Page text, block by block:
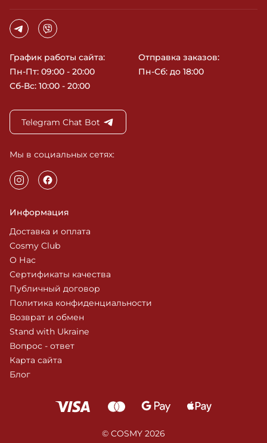
График работы сайта:
Пн-Пт: 09:00 - 20:00
Сб-Вс: 10:00 - 20:00
Отправка заказов:
Пн-Сб: до 18:00
Telegram Chat Bot
Мы в социальных сетях:
Информация
Доставка и оплата
Cosmy Club
О Нас
Сертификаты качества
Публичный договор
Политика конфиденциальности
Возврат и обмен
Stand with Ukraine
Вопрос - ответ
Карта сайта
Блог
© COSMY 2026